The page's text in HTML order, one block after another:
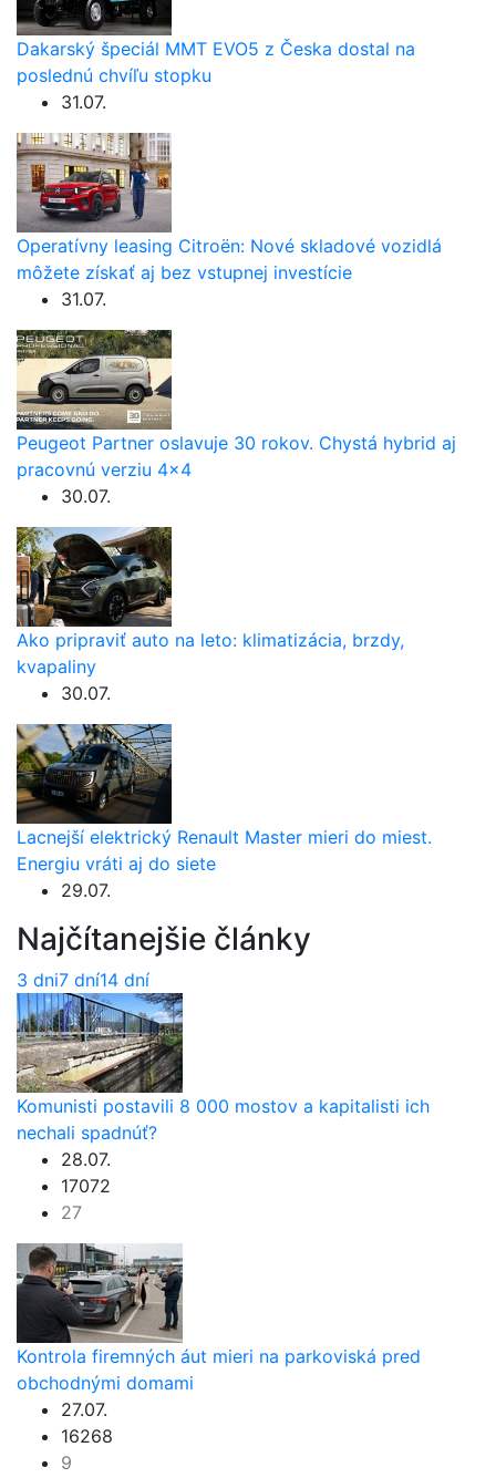
Dakarský špeciál MMT EVO5 z Česka dostal na
poslednú chvíľu stopku
31.07.
Operatívny leasing Citroën: Nové skladové vozidlá
môžete získať aj bez vstupnej investície
31.07.
Peugeot Partner oslavuje 30 rokov. Chystá hybrid aj
pracovnú verziu 4×4
30.07.
Ako pripraviť auto na leto: klimatizácia, brzdy,
kvapaliny
30.07.
Lacnejší elektrický Renault Master mieri do miest.
Energiu vráti aj do siete
29.07.
Najčítanejšie články
3 dni7 dní14 dní
Komunisti postavili 8 000 mostov a kapitalisti ich
nechali spadnúť?
28.07.
17072
27
Kontrola firemných áut mieri na parkoviská pred
obchodnými domami
27.07.
16268
9